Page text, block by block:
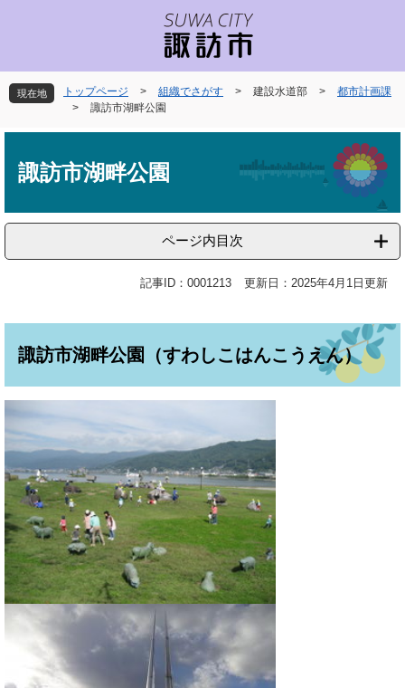
先
頭
を
飛
現在地 トップページ > 組織でさがす > 建設水道部 >
都市計画課
>
諏訪市湖畔公園
諏訪市湖畔公園
ページ内目次
記事ID：0001213 更新日：2025年4月1日更新
諏訪市湖畔公園（すわしこはんこうえん）